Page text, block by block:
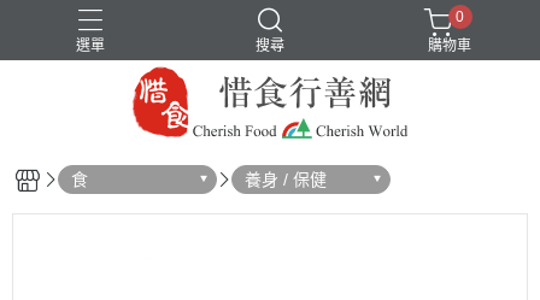
選單 搜尋
0
購物車
食 養身 / 保健